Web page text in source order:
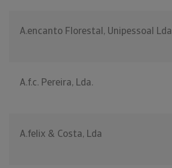
A.encanto Florestal, Unipessoal Lda
A.f.c. Pereira, Lda.
A.felix & Costa, Lda